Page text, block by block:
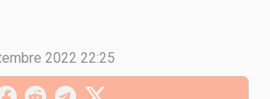
2022 22:25